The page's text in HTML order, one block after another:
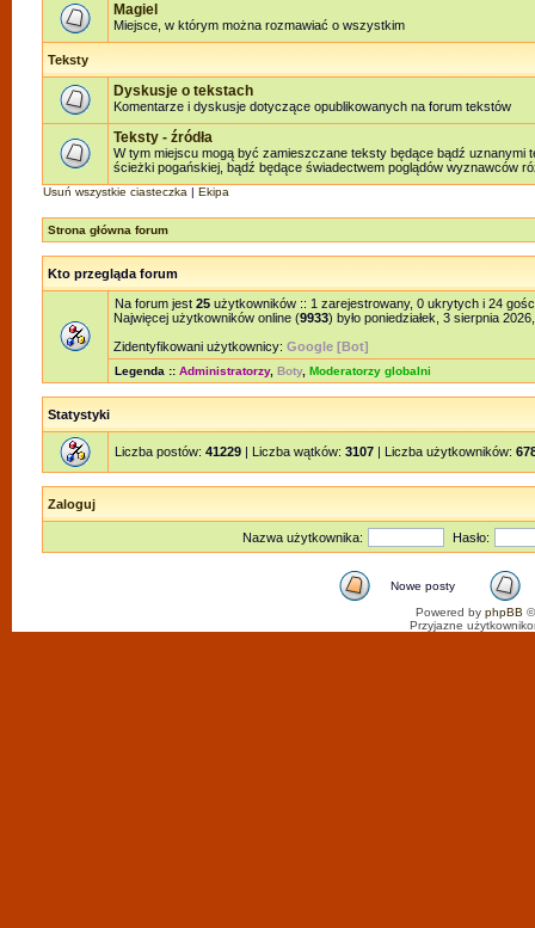
Magiel
Miejsce, w którym można rozmawiać o wszystkim
Teksty
Dyskusje o tekstach
Komentarze i dyskusje dotyczące opublikowanych na forum tekstów
Teksty - źródła
W tym miejscu mogą być zamieszczane teksty będące bądź uznanymi
ścieżki pogańskiej, bądź będące świadectwem poglądów wyznawców
Usuń wszystkie ciasteczka | Ekipa
Strona główna forum
Kto przegląda forum
Na forum jest 25 użytkowników :: 1 zarejestrowany, 0 ukrytych i 24
Najwięcej użytkowników online (9933) było poniedziałek, 3 sierpnia
Zidentyfikowani użytkownicy: Google [Bot]
Legenda :: Administratorzy, Boty, Moderatorzy globalni
Statystyki
Liczba postów: 41229 | Liczba wątków: 3107 | Liczba użytkowników:
Zaloguj
Nazwa użytkownika: Hasło:
Nowe posty
Powered by phpBB
Przyjazne